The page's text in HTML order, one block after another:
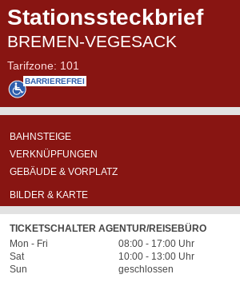
Stationssteckbrief
BREMEN-VEGESACK
Tarifzone: 101
BARRIEREFREI
BASIS-
INFORMATIONEN
ÜBERSICHTSKARTE
ABFAHRTSPOSITIONEN
BAHNSTEIGE
VERKNÜPFUNGEN
GEBÄUDE & VORPLATZ
NICHT
AN
STATION
VORHANDEN
BILDER & KARTE
TICKETSCHALTER AGENTUR/REISEBÜRO
Mon - Fri
08:00 - 17:00 Uhr
Sat
10:00 - 13:00 Uhr
Sun
geschlossen